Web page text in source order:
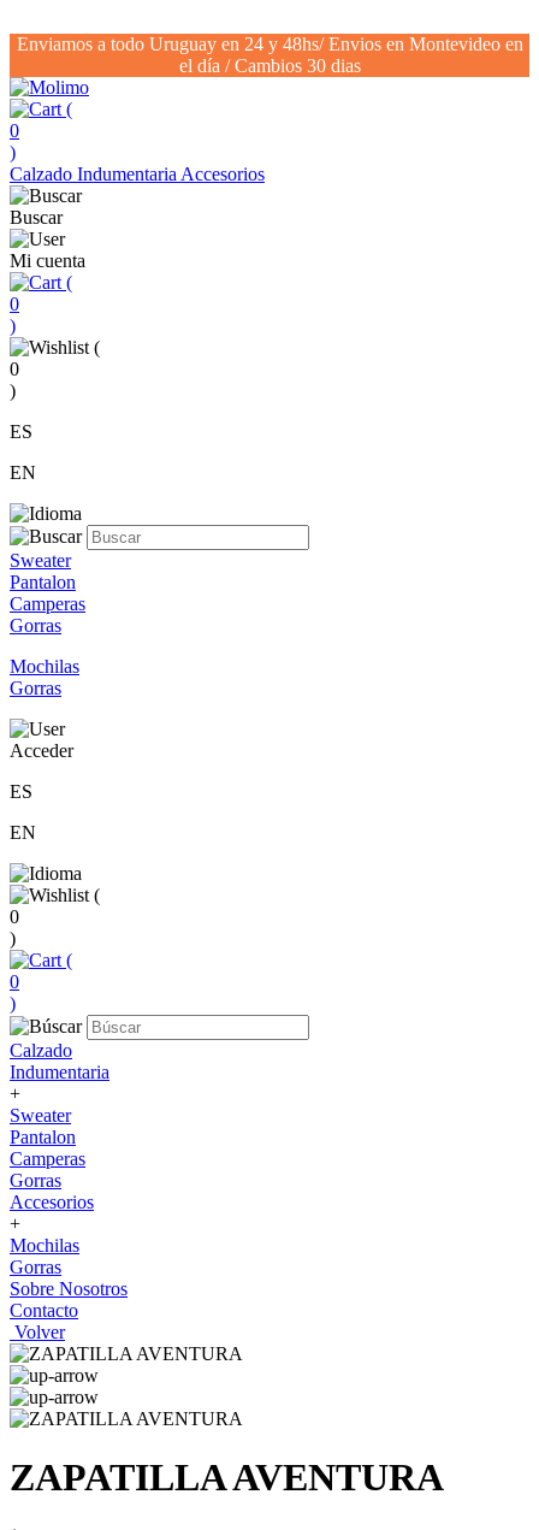
Enviamos a todo Uruguay en 24 y 48hs/ Envios en Montevideo en
el día / Cambios 30 dias
(
0
)
Calzado Indumentaria Accesorios
Buscar
Mi cuenta
(
0
)
(
0
)
ES
EN
Sweater
Pantalon
Camperas
Gorras
Mochilas
Gorras
Acceder
ES
EN
(
0
)
(
0
)
Calzado
Indumentaria
+
Sweater
Pantalon
Camperas
Gorras
Accesorios
+
Mochilas
Gorras
Sobre Nosotros
Contacto
Volver
ZAPATILLA AVENTURA